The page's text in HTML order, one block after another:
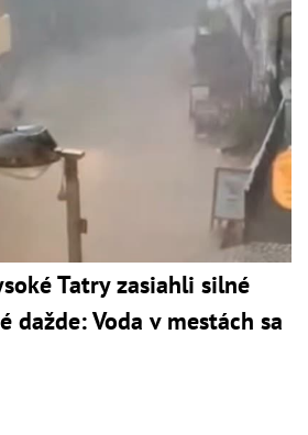
Tatry zasiahli silné
dažde: Voda v mestách sa